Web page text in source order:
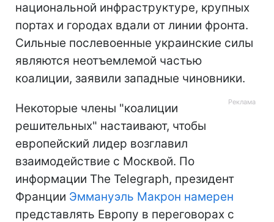
национальной инфраструктуре, крупных
портах и городах вдали от линии фронта.
Сильные послевоенные украинские силы
являются неотъемлемой частью
коалиции, заявили западные чиновники.
Некоторые члены "коалиции
решительных" настаивают, чтобы
европейский лидер возглавил
взаимодействие с Москвой. По
информации The Telegraph, президент
Франции Эммануэль Макрон намерен
представлять Европу в переговорах с